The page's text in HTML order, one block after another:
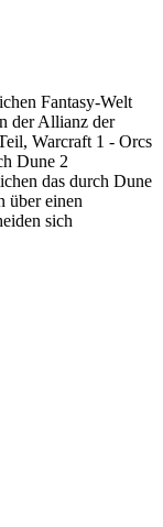
Fantasy-Welt
der Allianz der
Warcraft 1 - Orcs
Dune 2
das durch Dune
über einen
sich